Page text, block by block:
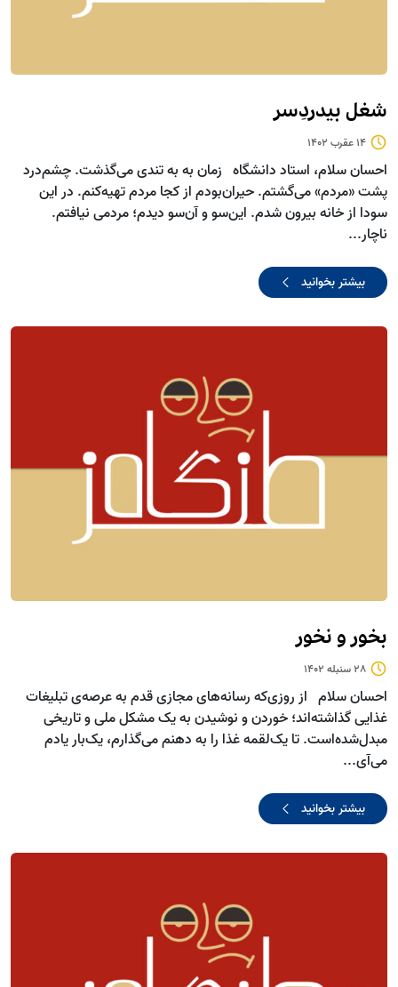
شغل بیدردِسر
14 عقرب 1402
احسان سلام، استاد دانشگاه زمان به به تندی می‌گذشت. چشم‌درد
پشت «مردم» می‌گشتم. حیران‌بودم از کجا مردم تهیه‌کنم. در این
سودا از خانه بیرون ‌شدم. این‌سو و آن‌سو دیدم؛ مردمی نیافتم.
ناچار...
بیشتر بخوانید
بخور و نخور
28 سنبله 1402
احسان سلام از روزی‌که رسانه‌های مجازی قدم به عرصه‌ی تبلیغات
غذایی گذاشته‌اند؛ خوردن و نوشیدن به یک مشکل ملی و تاریخی
مبدل‌شده‌است. تا یک‌لقمه غذا را به دهنم می‌گذارم، یک‌بار یادم
می‌آی...
بیشتر بخوانید